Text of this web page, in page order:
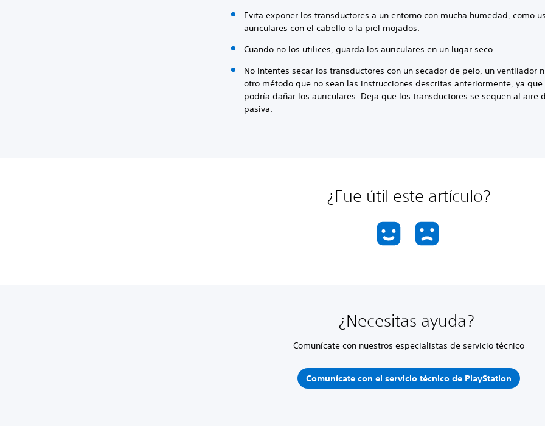
Evita exponer los transductores a un entorno con mucha humedad, como
auriculares con el cabello o la piel mojados.
Cuando no los utilices, guarda los auriculares en un lugar seco.
No intentes secar los transductores con un secador de pelo, un ventilador
otro método que no sean las instrucciones descritas anteriormente, ya que
podría dañar los auriculares. Deja que los transductores se sequen al aire
pasiva.
¿Fue útil este artículo?
¿Necesitas ayuda?
Comunícate con nuestros especialistas de servicio técnico
Comunícate con el servicio técnico de PlayStation